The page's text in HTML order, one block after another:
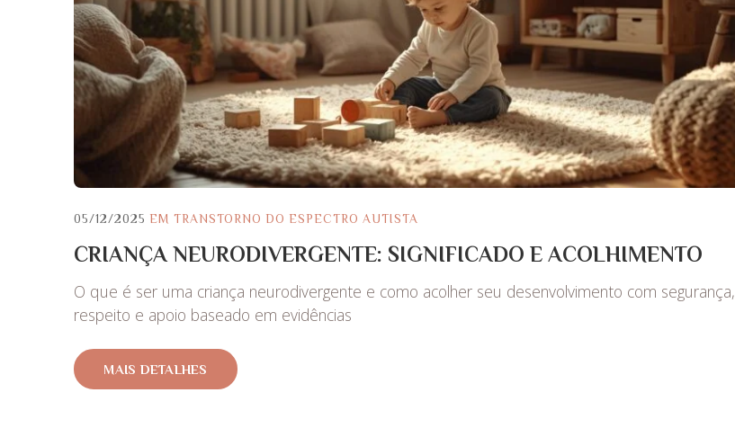
05/12/2025 EMTRANSTORNO DO ESPECTRO AUTISTA
CRIANÇA NEURODIVERGENTE: SIGNIFICADO E ACOLHIMENTO
O que é ser uma criança neurodivergente e como acolher seu desenvolvimento com segurança,
respeito e apoio baseado em evidências
MAIS DETALHES